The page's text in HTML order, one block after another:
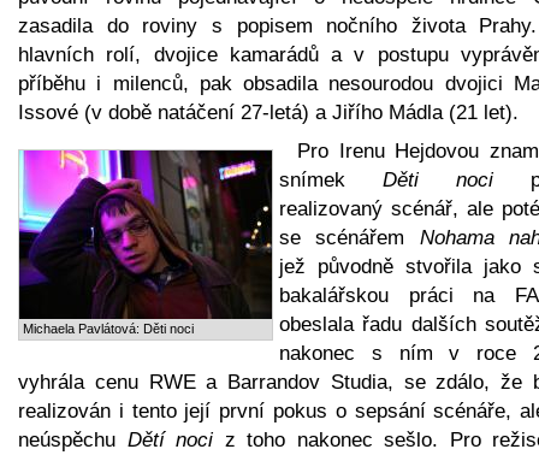
zasadila do roviny s popisem nočního života
hlavních rolí, dvojice kamarádů a v postupu
příběhu i milenců, pak obsadila nesourodou dvojici
Issové (v době natáčení 27-letá) a Jiřího Mádla (21 let).
Michaela Pavlátová: Děti noci
Pro Irenu Hejdovou
snímek Děti noci
realizovaný scénář, ale
se scénářem Nohama
jež původně stvořila jako
bakalářskou práci na
obeslala řadu dalších
nakonec s ním v roce
vyhrála cenu RWE a Barrandov Studia, se zdálo, že
realizován i tento její první pokus o sepsání scénáře,
neúspěchu Dětí noci z toho nakonec sešlo. Pro